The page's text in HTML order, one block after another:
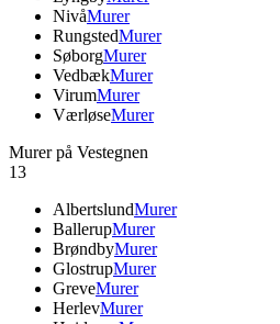
NivåMurer
RungstedMurer
SøborgMurer
VedbækMurer
VirumMurer
VærløseMurer
Murer på Vestegnen
13
AlbertslundMurer
BallerupMurer
BrøndbyMurer
GlostrupMurer
GreveMurer
HerlevMurer